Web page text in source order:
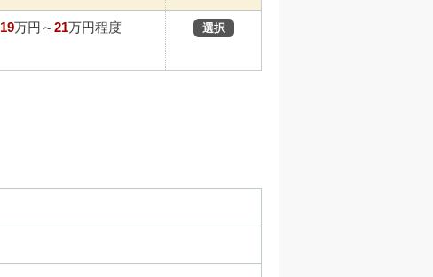
19万円～21万円程度 選択